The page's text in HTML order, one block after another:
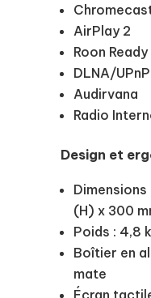
AirPlay 2
Roon Ready
DLNA/UPnP
Audirvana
Radio
Design et
Dimensions
(H) x 300
Poids : 4,8
Boîtier en
mate
Écran